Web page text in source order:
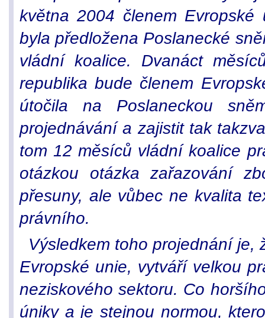
května 2004 členem
byla předložena Poslanecké
vládní koalice. Dvanáct
republika bude členem
útočila na Poslaneckou
projednávání a zajistit tak
tom 12 měsíců vládní koalice
otázkou otázka zařazování
přesuny, ale vůbec ne kvalita
právního.
Výsledkem toho projednání je,
Evropské unie, vytváří velkou
neziskového sektoru. Co
úniky a je stejnou normou,